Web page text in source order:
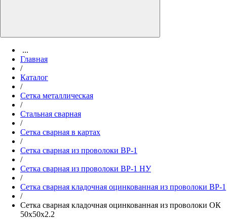
...
Главная
/
Каталог
/
Сетка металлическая
/
Стальная сварная
/
Сетка сварная в картах
/
Сетка сварная из проволоки ВР-1
/
Сетка сварная из проволоки ВР-1 НУ
/
Сетка сварная кладочная оцинкованная из проволоки ВР-1
/
Сетка сварная кладочная оцинкованная из проволоки ОК
50х50х2.2